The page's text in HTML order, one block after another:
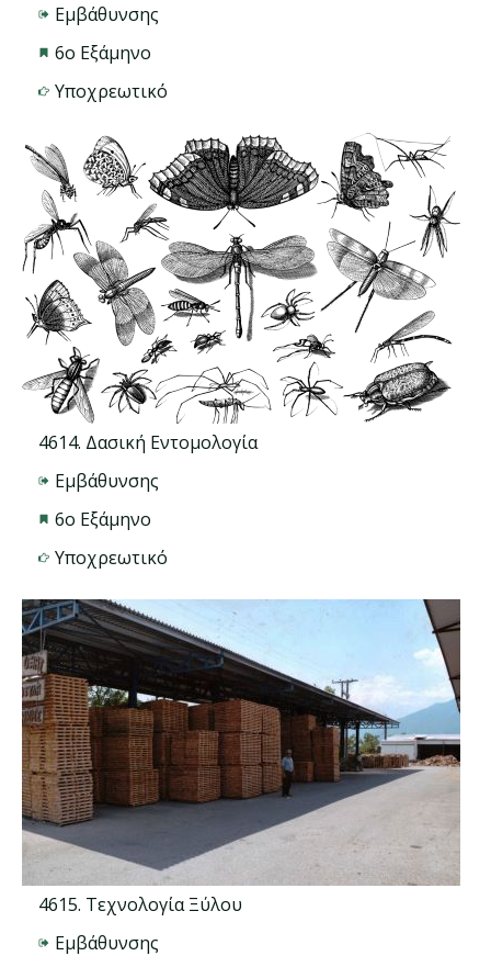
Εμβάθυνσης
6ο Εξάμηνο
Υποχρεωτικό
4614. Δασική Εντομολογία
Εμβάθυνσης
6ο Εξάμηνο
Υποχρεωτικό
4615. Τεχνολογία Ξύλου
Εμβάθυνσης